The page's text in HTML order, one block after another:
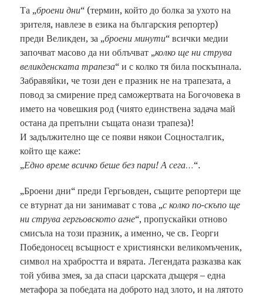
Та „броени дни“ (термин, който до болка за ухото на
зрителя, навлезе в езика на българския репортер)
преди Великден, за „броени минути“ всички медии
започват масово да ни облъчват „колко ще ни струва
великденската трапеза“ и с колко тя била поскъпнала.
Забравяйки, че този ден е празник не на трапезата, а
повод за смирение пред саможертвата на Богочовека в
името на човешкия род (чиято единствена задача май
остана да препълни същата онази трапеза)!
И задължително ще се появи някои Соцносталгик,
който ще каже:
„Едно време всичко беше без пари! А сега…“.
„Броени дни“ преди Гергьовден, същите репортери ще
се втурнат да ни занимават с това „с колко по-скъпо ще
ни струва гергьовското агне“, пропускайки отново
смисъла на този празник, а именно, че св. Георги
Победоносец всъщност е християнски великомъченик,
символ на храбростта и вярата. Легендата разказва как
той убива змея, за да спаси царската дъщеря – една
метафора за победата на доброто над злото, и на лятото